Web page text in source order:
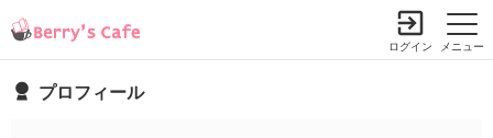
メニュー
ログイン
プロフィール